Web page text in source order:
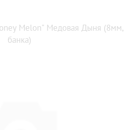
Melon" Медовая Дыня (8мм,
банка)